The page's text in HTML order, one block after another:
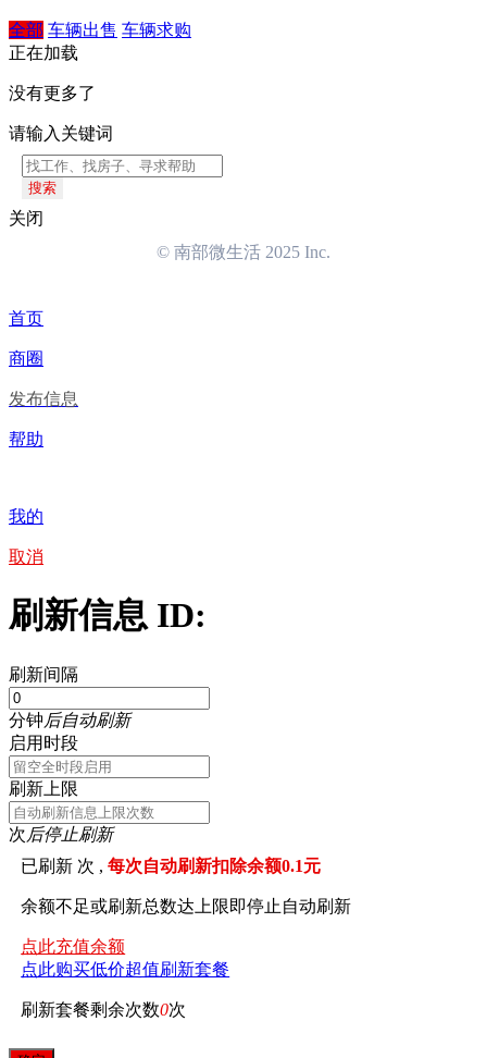
全部 车辆出售 车辆求购
正在加载
没有更多了
请输入关键词
搜索
关闭
© 南部微生活 2025 Inc.
首页
商圈
发布信息
帮助
我的
取消
刷新信息 ID:
刷新间隔
分钟后自动刷新
启用时段
刷新上限
次后停止刷新
已刷新 次 ,每次自动刷新扣除余额0.1元
余额不足或刷新总数达上限即停止自动刷新
点此充值余额
点此购买低价超值刷新套餐
刷新套餐剩余次数0次